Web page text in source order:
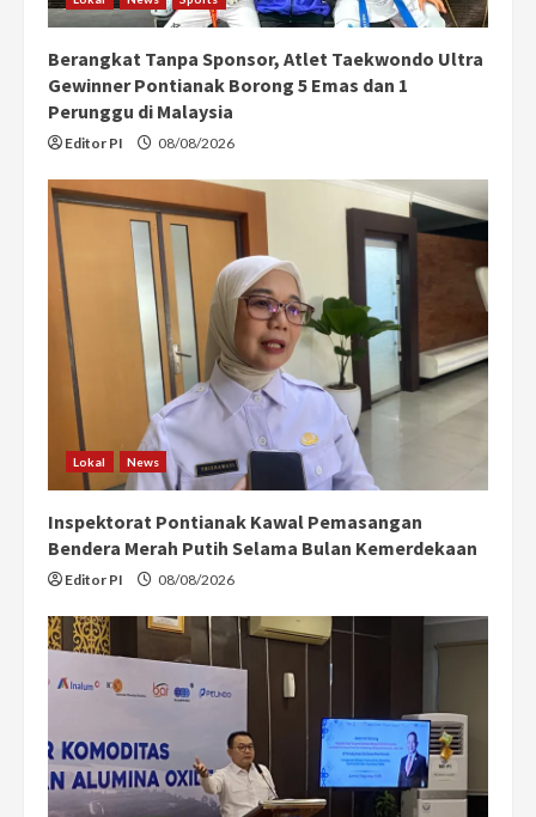
Berangkat Tanpa Sponsor, Atlet Taekwondo Ultra
Gewinner Pontianak Borong 5 Emas dan 1
Perunggu di Malaysia
Editor PI 08/08/2026
Lokal News
Inspektorat Pontianak Kawal Pemasangan
Bendera Merah Putih Selama Bulan Kemerdekaan
Editor PI 08/08/2026